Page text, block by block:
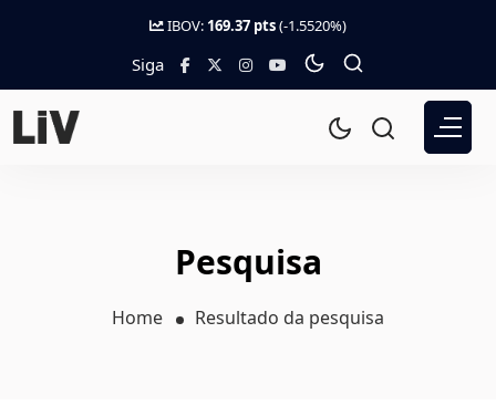
IBOV: 169.37 pts(-1.5520%)
Siga
Pesquisa
Home Resultado da pesquisa